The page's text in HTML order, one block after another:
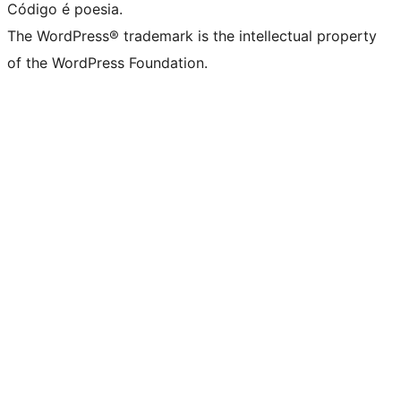
Código é poesia.
The WordPress® trademark is the intellectual property
of the WordPress Foundation.